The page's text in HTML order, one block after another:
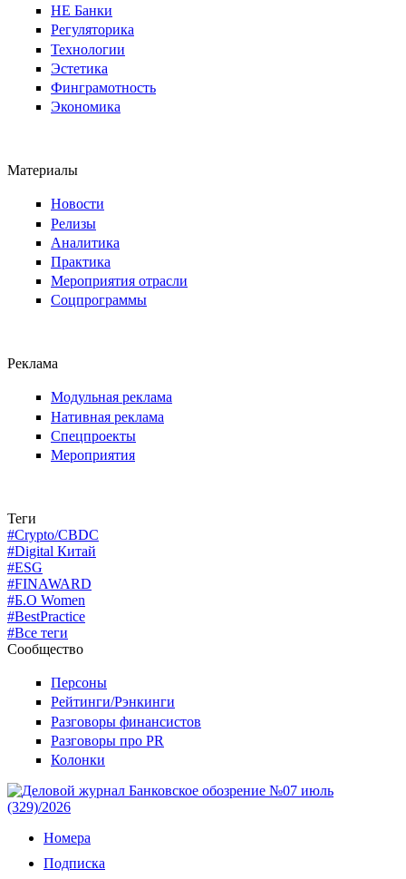
НЕ Банки
Регуляторика
Технологии
Эстетика
Финграмотность
Экономика
Материалы
Новости
Релизы
Аналитика
Практика
Мероприятия отрасли
Соцпрограммы
Реклама
Модульная реклама
Нативная реклама
Спецпроекты
Мероприятия
Теги
#Crypto/CBDC
#Digital Китай
#ESG
#FINAWARD
#Б.О Women
#BestPractice
#Все теги
Сообщество
Персоны
Рейтинги/Рэнкинги
Разговоры финансистов
Разговоры про PR
Колонки
Номера
Подписка